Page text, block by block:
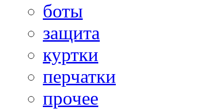
боты
защита
куртки
перчатки
прочее